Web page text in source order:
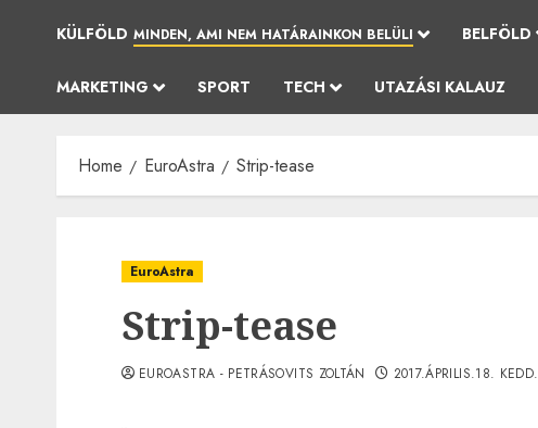
KÜLFÖLD MINDEN, AMI NEM HATÁRAINKON BELÜLI BELFÖLD
MARKETING SPORT TECH UTAZÁSI KALAUZ
Home EuroAstra Strip-tease
EuroAstra
Strip-tease
EUROASTRA - PETRÁSOVITS ZOLTÁN 2017.ÁPRILIS.18. KEDD.